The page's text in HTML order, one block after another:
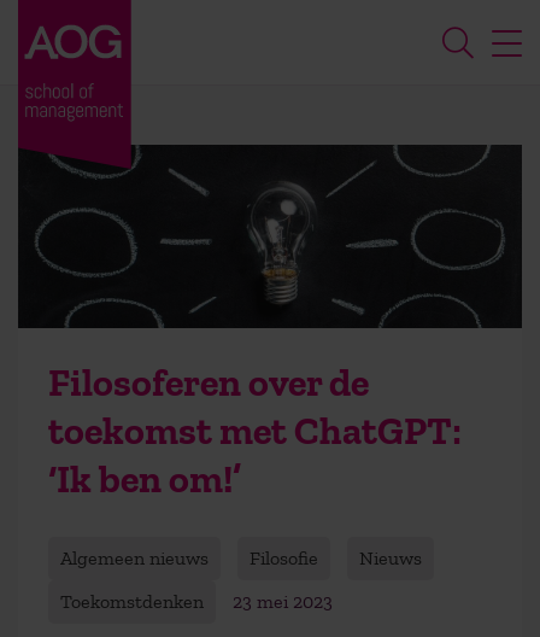
Filosoferen over de
toekomst met ChatGPT:
‘Ik ben om!’
Algemeen nieuws Filosofie
Nieuws
Toekomstdenken
23 mei 2023